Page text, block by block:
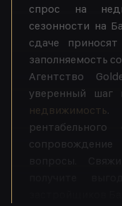
спрос на
сезонности на
сдаче
заполняемость
Агентство
уверенный
недвижимость.